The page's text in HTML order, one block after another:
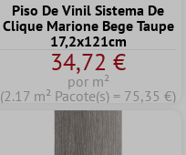
Piso De Vinil Sistema De
Clique Marione Bege Taupe
17,2x121cm
34,72 €
por m²
(2.17 m² Pacote(s) = 75,35 €)